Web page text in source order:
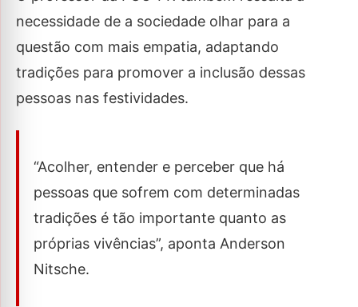
necessidade de a sociedade olhar para a
questão com mais empatia, adaptando
tradições para promover a inclusão dessas
pessoas nas festividades.
“Acolher, entender e perceber que há
pessoas que sofrem com determinadas
tradições é tão importante quanto as
próprias vivências”, aponta Anderson
Nitsche.